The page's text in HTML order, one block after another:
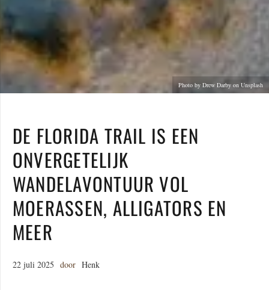
Photo by Drew Darby on Unsplash
DE FLORIDA TRAIL IS EEN
ONVERGETELIJK
WANDELAVONTUUR VOL
MOERASSEN, ALLIGATORS EN
MEER
22 juli 2025 door Henk